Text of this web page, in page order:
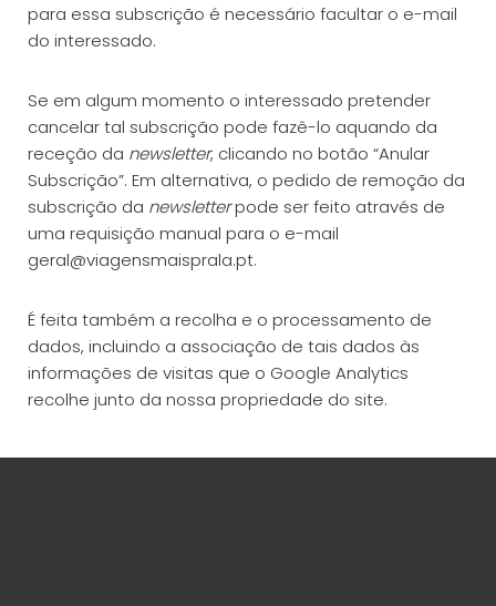
para essa subscrição é necessário facultar o e-mail
do interessado.
Se em algum momento o interessado pretender
cancelar tal subscrição pode fazê-lo aquando da
receção da newsletter, clicando no botão “Anular
Subscrição”. Em alternativa, o pedido de remoção da
subscrição da newsletterpode ser feito através de
uma requisição manual para o e-mail
geral@viagensmaisprala.pt.
É feita também a recolha e o processamento de
dados, incluindo a associação de tais dados às
informações de visitas que o Google Analytics
recolhe junto da nossa propriedade do site.